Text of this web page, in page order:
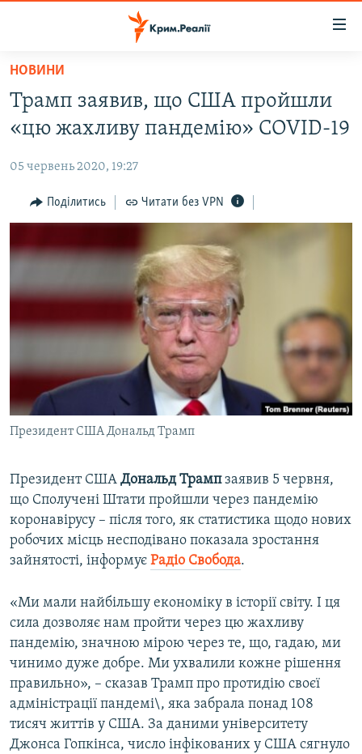
Перейти
основного
матеріалу
до
навігації
Перейти
до
ВОДА.КРИМ
ПОЛІТИКА
БЛОГИ
ІНТЕРВ'Ю
ВСЕ ЗА ДЕНЬ
СПЕЦПРОЕКТИ
ВІДЕОУРОКИ «ELIFBE»
СВІДЧЕННЯ ОКУПАЦІЇ
УКРАЇНСЬКА ПРОБЛЕМА КРИМУ
ЯК ОБІЙТИ БЛОКУВАННЯ
Русский
Qırımtatar
Усі сайти RFE/RL
НОВИНИ
Трамп заявив, що США пройшли
«цю жахливу пандемію» COVID-19
05 червень 2020, 19:27
Поділитись Читати без VPN
Президент США Дональд Трамп
Президент США Дональд Трампзаявив 5 червня,
що Сполучені Штати пройшли через пандемію
коронавірусу – після того, як статистика щодо нових
робочих місць несподівано показала зростання
зайнятості, інформує Радіо Свобода.
«Ми мали найбільшу економіку в історії світу. І ця
сила дозволяє нам пройти через цю жахливу
пандемію, значною мірою через те, що, гадаю, ми
чинимо дуже добре. Ми ухвалили кожне рішення
правильно», – сказав Трамп про протидію своєї
адміністрації пандемі\, яка забрала понад 108
тисяч життів у США. За даними університету
Джонса Гопкінса, число інфікованих у США сягнуло